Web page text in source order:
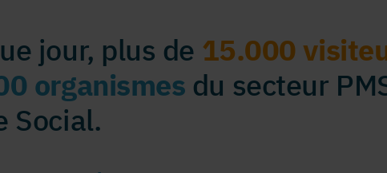
jour, plus de 15.000
organismes du secteur
Social.